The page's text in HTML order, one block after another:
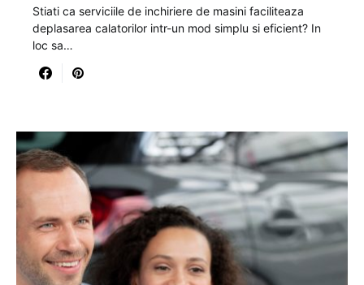
Stiati ca serviciile de inchiriere de masini faciliteaza
deplasarea calatorilor intr-un mod simplu si eficient? In
loc sa…